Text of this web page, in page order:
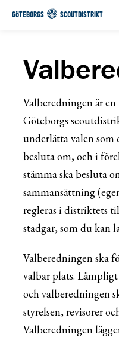
GÖTEBORGS SCOUTDISTRIKT
Valberedningen är
Göteborgs
underlätta valen som
besluta om, och i
stämma ska besluta
sammansättning
regleras i distriktets
stadgar, som du kan
Valberedningen ska
valbar plats.
och valberedningen
styrelsen, revisorer
Valberedningen